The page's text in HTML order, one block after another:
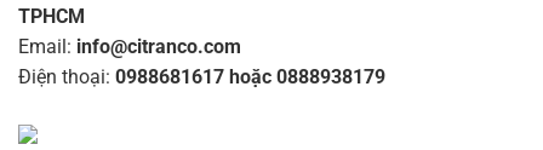
TPHCM
Email: info@citranco.com
Điện thoại: 0988681617 hoặc 0888938179